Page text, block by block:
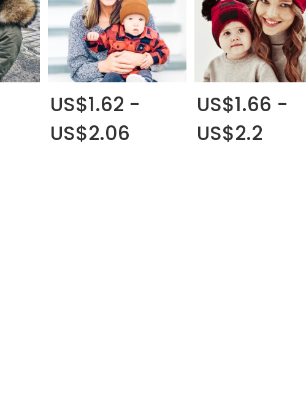
US$1.66 -
US$2.2
US$1.62 -
US$2.06